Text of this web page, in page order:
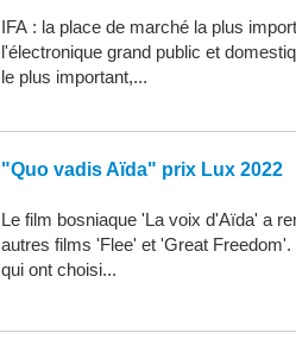
IFA : la place de marché la plus
l'électronique grand public et
le plus important,...
"Quo vadis Aïda" prix Lux 2022
Le film bosniaque 'La voix d'Aïda' a
autres films 'Flee' et 'Great
qui ont choisi...